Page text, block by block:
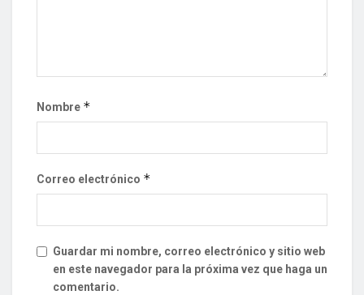
Nombre *
Correo electrónico *
Guardar mi nombre, correo electrónico y sitio web
en este navegador para la próxima vez que haga un
comentario.